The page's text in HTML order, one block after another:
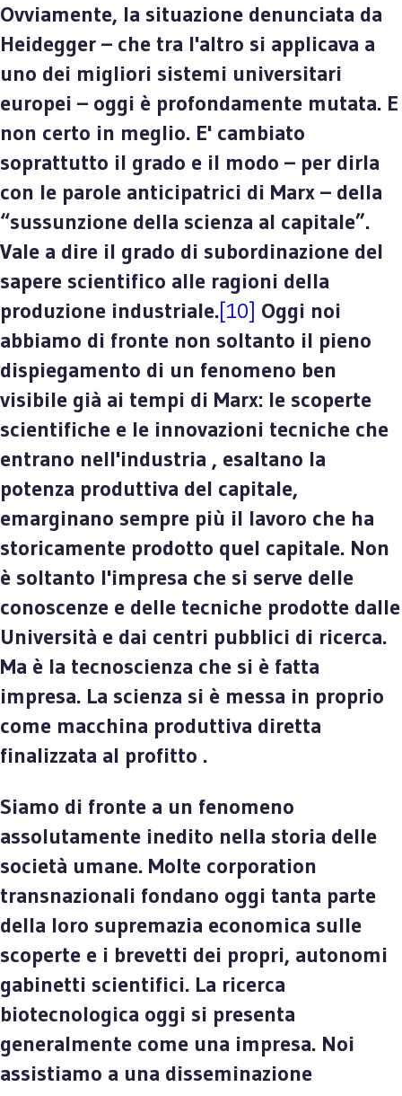
Ovviamente, la situazione denunciata da
Heidegger – che tra l'altro si applicava a
uno dei migliori sistemi universitari
europei – oggi è profondamente mutata. E
non certo in meglio. E' cambiato
soprattutto il grado e il modo – per dirla
con le parole anticipatrici di Marx – della
“sussunzione della scienza al capitale”.
Vale a dire il grado di subordinazione del
sapere scientifico alle ragioni della
produzione industriale.[10] Oggi noi
abbiamo di fronte non soltanto il pieno
dispiegamento di un fenomeno ben
visibile già ai tempi di Marx: le scoperte
scientifiche e le innovazioni tecniche che
entrano nell'industria , esaltano la
potenza produttiva del capitale,
emarginano sempre più il lavoro che ha
storicamente prodotto quel capitale. Non
è soltanto l'impresa che si serve delle
conoscenze e delle tecniche prodotte dalle
Università e dai centri pubblici di ricerca.
Ma è la tecnoscienza che si è fatta
impresa. La scienza si è messa in proprio
come macchina produttiva diretta
finalizzata al profitto .
Siamo di fronte a un fenomeno
assolutamente inedito nella storia delle
società umane. Molte corporation
transnazionali fondano oggi tanta parte
della loro supremazia economica sulle
scoperte e i brevetti dei propri, autonomi
gabinetti scientifici. La ricerca
biotecnologica oggi si presenta
generalmente come una impresa. Noi
assistiamo a una disseminazione